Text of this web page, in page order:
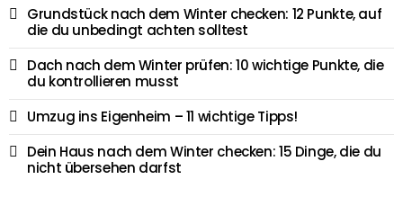
Grundstück nach dem Winter checken: 12 Punkte, auf
die du unbedingt achten solltest
Dach nach dem Winter prüfen: 10 wichtige Punkte, die
du kontrollieren musst
Umzug ins Eigenheim – 11 wichtige Tipps!
Dein Haus nach dem Winter checken: 15 Dinge, die du
nicht übersehen darfst